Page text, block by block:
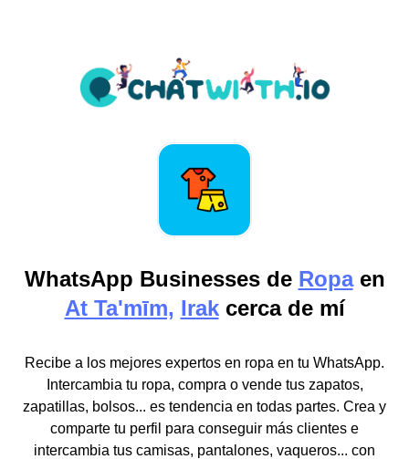
WhatsApp Businesses de Ropaen
At Ta'mīm, Irakcerca de mí
Recibe a los mejores expertos en ropa en tu WhatsApp.
Intercambia tu ropa, compra o vende tus zapatos,
zapatillas, bolsos... es tendencia en todas partes. Crea y
comparte tu perfil para conseguir más clientes e
intercambia tus camisas, pantalones, vaqueros... con